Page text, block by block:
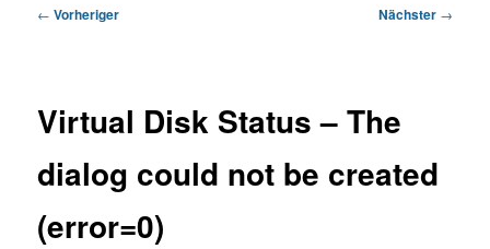
Beitragsnavigation
← Vorheriger Nächster →
Virtual Disk Status – The
dialog could not be created
(error=0)